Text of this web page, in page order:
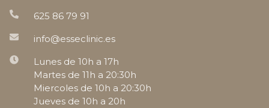
625 86 79 91
info@esseclinic.es
Lunes de 10h a 17h
Martes de 11h a 20:30h
Miercoles de 10h a 20:30h
Jueves de 10h a 20h